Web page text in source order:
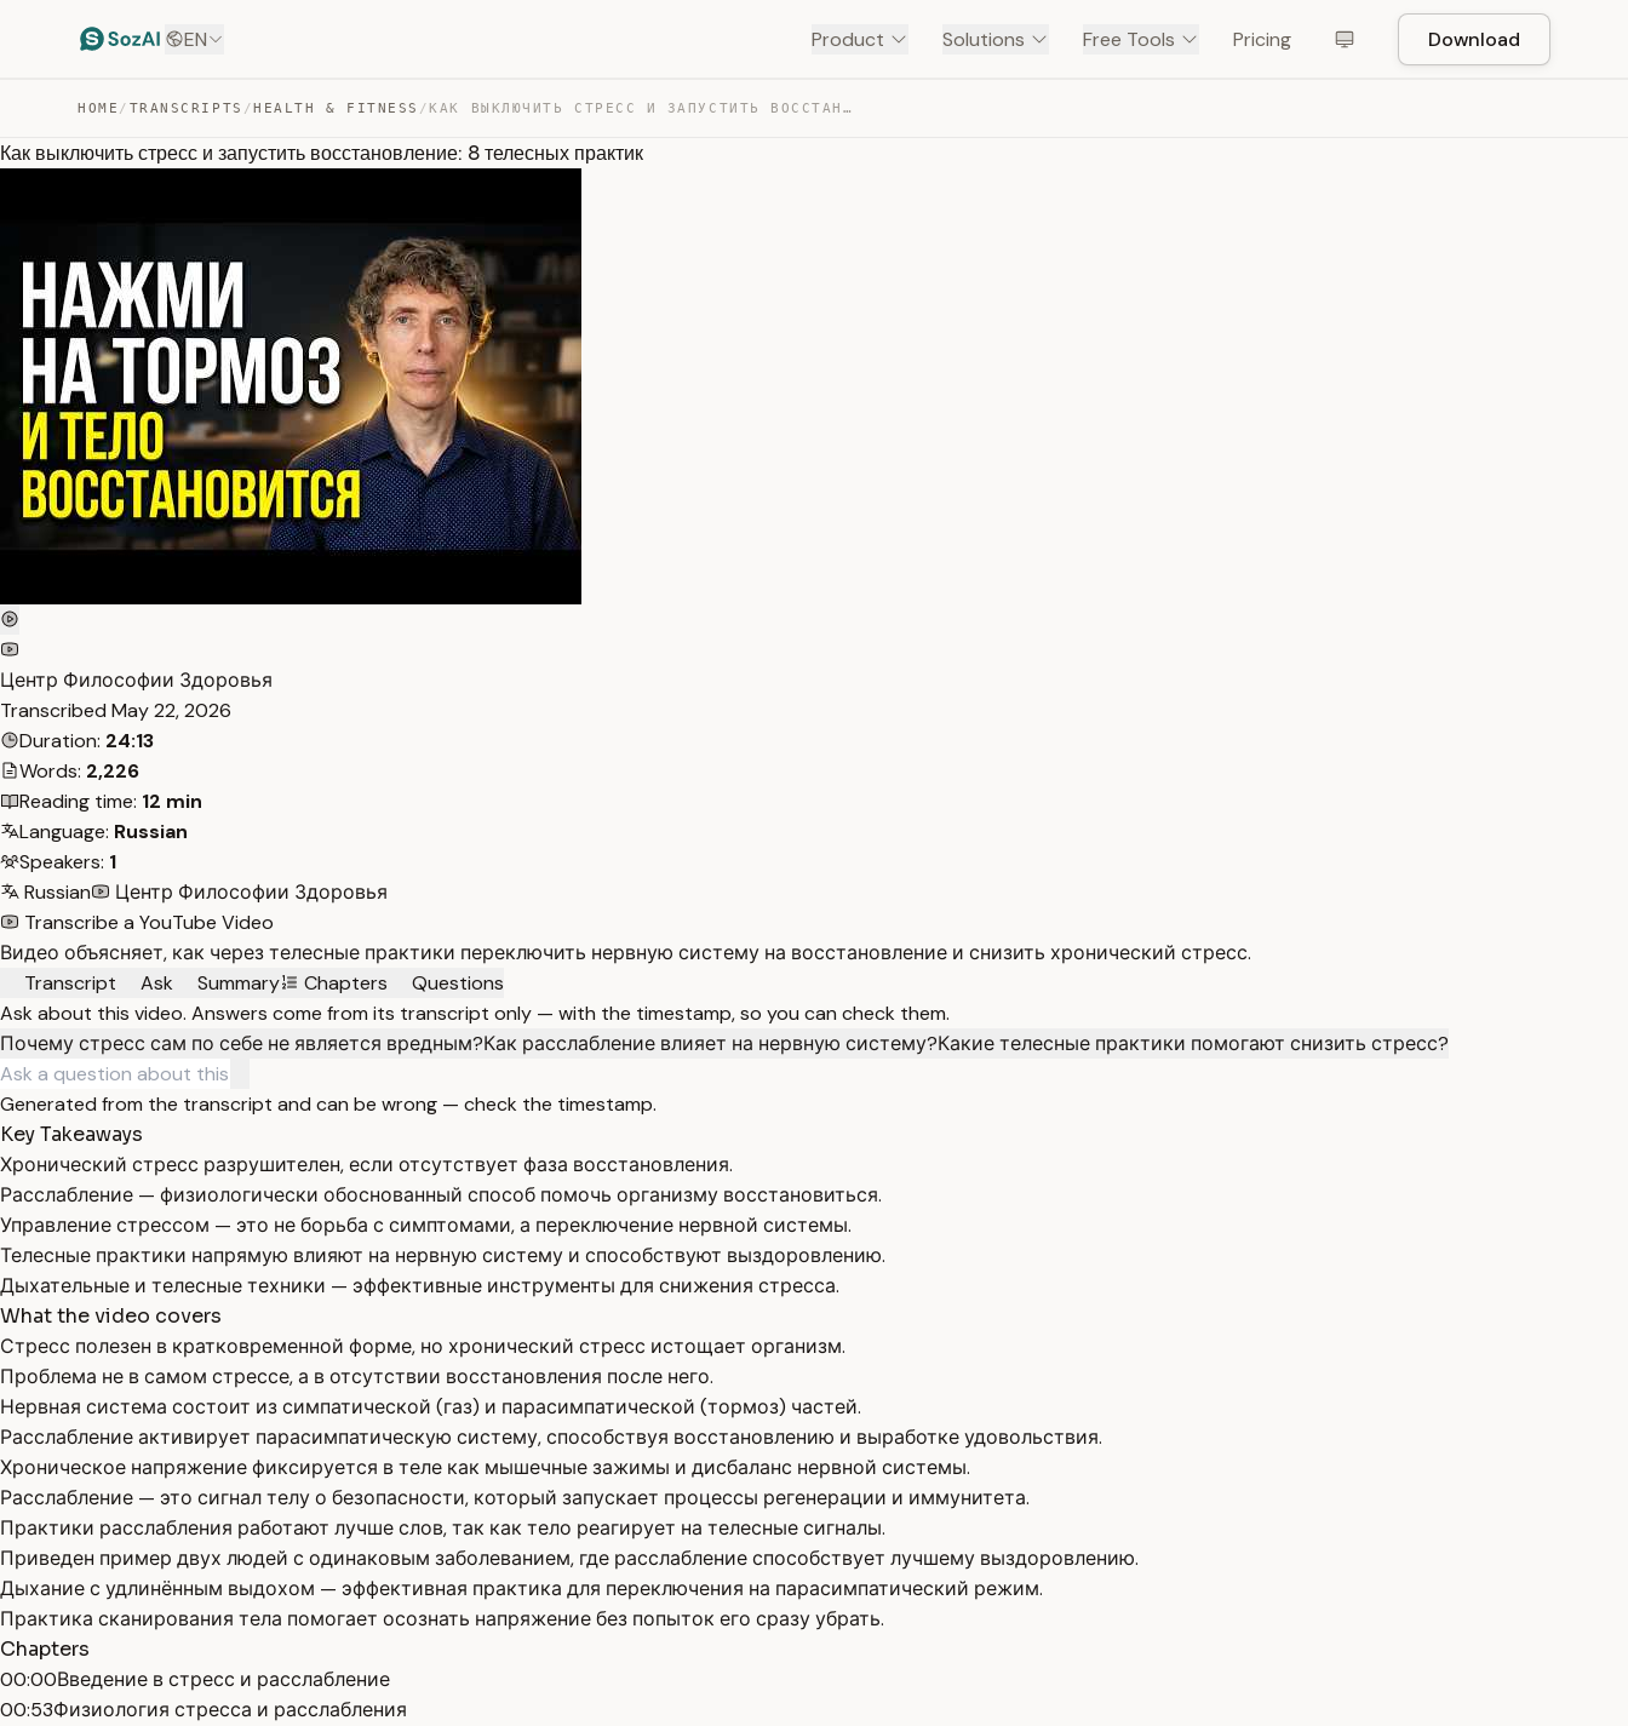
EN Product Solutions Free Tools Pricing Download
HOME / TRANSCRIPTS /HEALTH & FITNESS / КАК ВЫКЛЮЧИТЬ СТРЕСС И ЗАПУСТИТЬ ВОССТАНОВЛЕНИЕ: 8 ТЕЛЕ… — TRANSCRIPT
Как выключить стресс и запустить восстановление: 8 телесных практик
Центр Философии Здоровья
Transcribed May 22, 2026
Duration: 24:13
Words: 2,226
Reading time: 12 min
Language: Russian
Speakers: 1
Russian
Центр Философии Здоровья
Transcribe a YouTube Video
Видео объясняет, как через телесные практики переключить нервную систему на восстановление и снизить хронический стресс.
Transcript
Ask Summary Chapters
Questions
Ask about this video. Answers come from its transcript only — with the timestamp, so you can check them.
Почему стресс сам по себе не является вредным?Как расслабление влияет на нервную систему?Какие телесные практики помогают снизить стресс?
Generated from the transcript and can be wrong — check the timestamp.
Key Takeaways
Хронический стресс разрушителен, если отсутствует фаза восстановления.
Расслабление — физиологически обоснованный способ помочь организму восстановиться.
Управление стрессом — это не борьба с симптомами, а переключение нервной системы.
Телесные практики напрямую влияют на нервную систему и способствуют выздоровлению.
Дыхательные и телесные техники — эффективные инструменты для снижения стресса.
What the video covers
Стресс полезен в кратковременной форме, но хронический стресс истощает организм.
Проблема не в самом стрессе, а в отсутствии восстановления после него.
Нервная система состоит из симпатической (газ) и парасимпатической (тормоз) частей.
Расслабление активирует парасимпатическую систему, способствуя восстановлению и выработке удовольствия.
Хроническое напряжение фиксируется в теле как мышечные зажимы и дисбаланс нервной системы.
Расслабление — это сигнал телу о безопасности, который запускает процессы регенерации и иммунитета.
Практики расслабления работают лучше слов, так как тело реагирует на телесные сигналы.
Приведен пример двух людей с одинаковым заболеванием, где расслабление способствует лучшему выздоровлению.
Дыхание с удлинённым выдохом — эффективная практика для переключения на парасимпатический режим.
Практика сканирования тела помогает осознать напряжение без попыток его сразу убрать.
Chapters
00:00Введение в стресс и расслабление
00:53Физиология стресса и расслабления